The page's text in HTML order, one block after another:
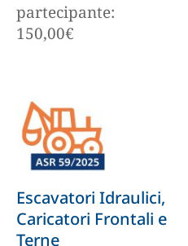
partecipante:
150,00€
Escavatori Idraulici,
Caricatori Frontali e
Terne